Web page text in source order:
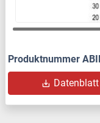
Produktnummer
Datenblatt